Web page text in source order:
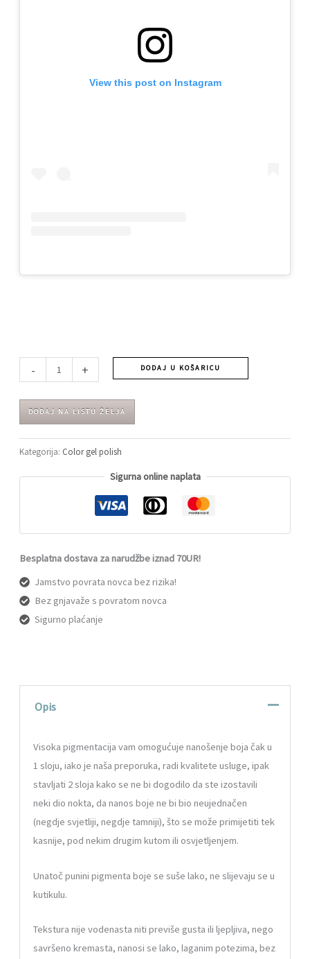
View this post on Instagram
- + DODAJ U KOŠARICU
DODAJ NA LISTU ŽELJA
Kategorija: Color gel polish
Sigurna online naplata
Besplatna dostava za narudžbe iznad 70UR!
Jamstvo povrata novca bez rizika!
Bez gnjavaže s povratom novca
Sigurno plaćanje
Opis
Visoka pigmentacija vam omogućuje nanošenje boja čak u
1 sloju, iako je naša preporuka, radi kvalitete usluge, ipak
stavljati 2 sloja kako se ne bi dogodilo da ste izostavili
neki dio nokta, da nanos boje ne bi bio neujednačen
(negdje svjetliji, negdje tamniji), što se može primijetiti tek
kasnije, pod nekim drugim kutom ili osvjetljenjem.
Unatoč punini pigmenta boje se suše lako, ne slijevaju se u
kutikulu.
Tekstura nije vodenasta niti previše gusta ili ljepljiva, nego
savršeno kremasta, nanosi se lako, laganim potezima, bez